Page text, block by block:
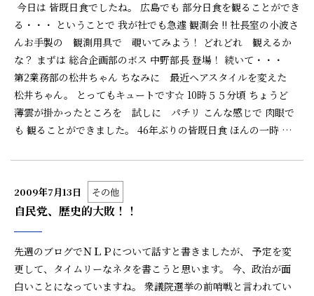
今日は 皆既日食でしたね。 広島でも 部分日食を観ることができ
る・・・ ということで 我が社でも急遽 観測会 !! 社長室の小波さ
んお手製の 観測用具で 覗いてみよう！ どれどれ 観えるか
な？ まずは 総合企画部のボス 中野部長 登場！ 続いて・・・
第2業務部の松井ちゃん ちなみに 最近ヘアスタイルを変えた
松井ちゃん。 とってもキュートです☆ 10時５５分頃 ちょうど
薄雲が掛かったところを 試しに パチリ こんな感じで 肉眼で
も 観ることができました。 46年ぶりの皆既日食 ほんの一時 …
2009年7月13日 その他
自民党、歴史的大敗！！
先週のブログでＮＬＰについて話すと書きましたが、 予定を変
更して、タイムリーなネタを書こうと思います。 今、政治が面
白いことになっていますね。 衆議院選挙の前哨戦と言われてい